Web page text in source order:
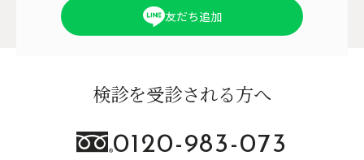
友だち追加
検診を受診される方へ
0120-983-073